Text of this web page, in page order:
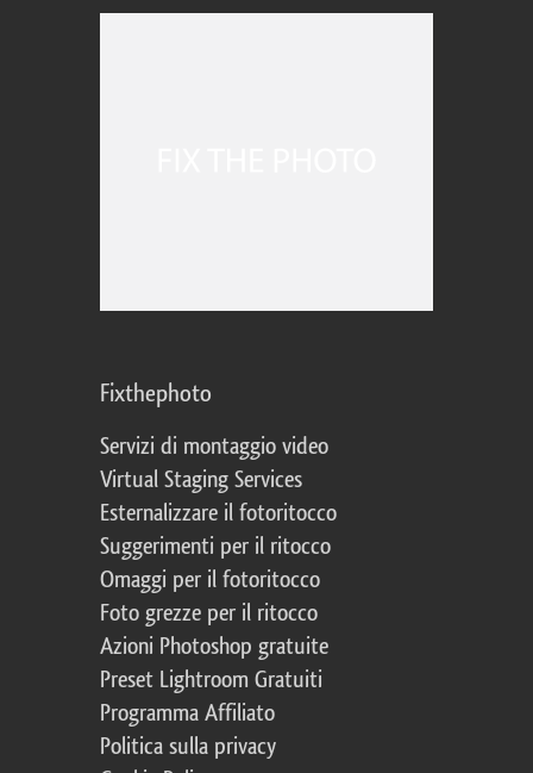
Fixthephoto
Servizi di montaggio video
Virtual Staging Services
Esternalizzare il fotoritocco
Suggerimenti per il ritocco
Omaggi per il fotoritocco
Foto grezze per il ritocco
Azioni Photoshop gratuite
Preset Lightroom Gratuiti
Programma Affiliato
Politica sulla privacy